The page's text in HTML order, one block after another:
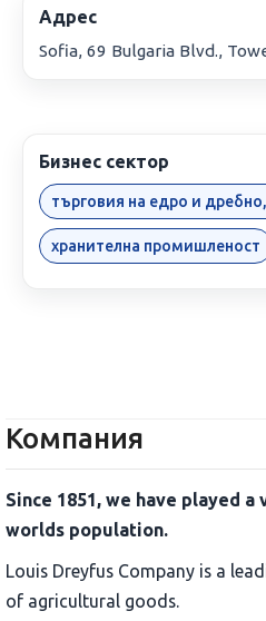
Адрес
Sofia, 69 Bulgaria Blvd.,
Бизнес сектор
търговия на едро и
хранителна промишленост
Компания
Since 1851, we have played
worlds population.
Louis Dreyfus Company is a
of agricultural goods.